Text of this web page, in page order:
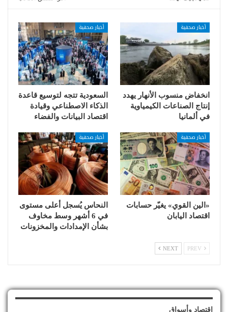
أخبار صحفية
انخفاض منسوب الأنهار يهدد
إنتاج الصناعات الكيمياوية
في ألمانيا
أخبار صحفية
السعودية تتجه لتوسيع قاعدة
الذكاء الاصطناعي وقيادة
اقتصاد البيانات والفضاء
أخبار صحفية
«الين القوي» يغيّر حسابات
اقتصاد اليابان
أخبار صحفية
النحاس يُسجل أعلى مستوى
في 6 أشهر وسط مخاوف
بشأن الإمدادات والمخزونات
NEXT
إقتصاد وأسواق